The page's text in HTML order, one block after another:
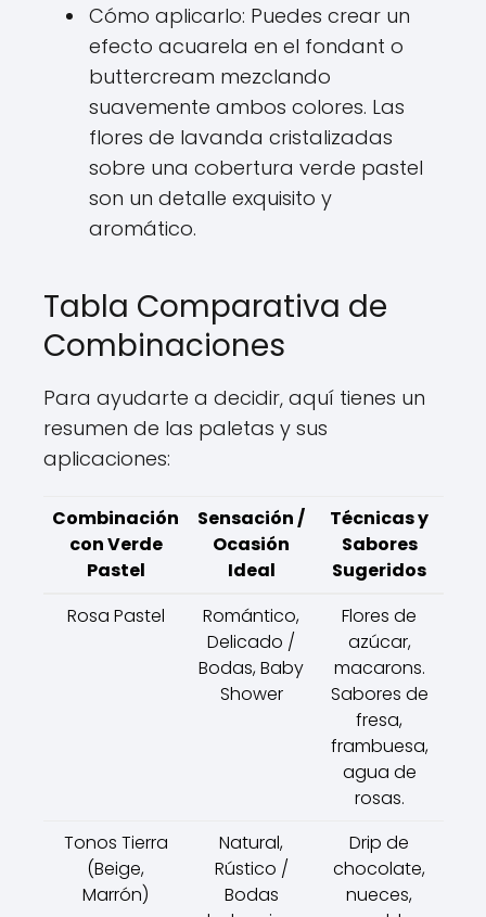
Cómo aplicarlo: Puedes crear un
efecto acuarela en el fondant o
buttercream mezclando
suavemente ambos colores. Las
flores de lavanda cristalizadas
sobre una cobertura verde pastel
son un detalle exquisito y
aromático.
Tabla Comparativa de
Combinaciones
Para ayudarte a decidir, aquí tienes un
resumen de las paletas y sus
aplicaciones:
Combinación
con Verde
Pastel
Sensación /
Ocasión
Ideal
Técnicas y
Sabores
Sugeridos
Rosa Pastel
Romántico,
Delicado /
Bodas, Baby
Shower
Flores de
azúcar,
macarons.
Sabores de
fresa,
frambuesa,
agua de
rosas.
Tonos Tierra
(Beige,
Marrón)
Natural,
Rústico /
Bodas
Drip de
chocolate,
nueces,